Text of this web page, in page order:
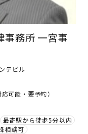
務所 一宮事
テビル
可能・要予約）
最寄駅から徒歩5分以内
相談可